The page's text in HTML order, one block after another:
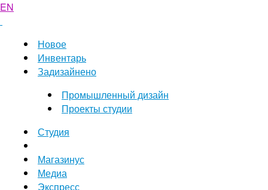
EN
Новое
Инвентарь
Задизайнено
Промышленный дизайн
Проекты студии
Студия
Магазинус
Медиа
Экспресс